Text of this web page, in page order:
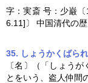
字：実斎 号：少巌
6.11]〕 中国清代の
35. しょうかくばられ
〔名〕（「しょう
とをいう、盗人仲間